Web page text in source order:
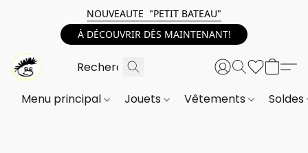
NOUVEAUTE "PETIT BATEAU"
À DÉCOUVRIR DÈS MAINTENANT!
Menu principal Jouets Vêtements Soldes